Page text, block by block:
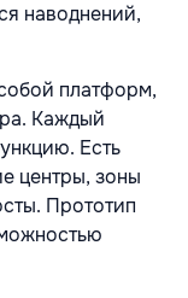
наводнений,
платформ,
Каждый
Есть
центры, зоны
Прототип